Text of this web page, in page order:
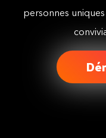
personnes